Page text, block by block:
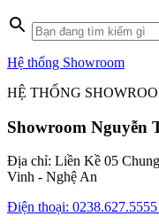
Hệ thống Showroom
HỆ THỐNG
Showroom Nguyễn
Địa chỉ: Liền Kề 05
Vinh - Nghệ An
Điện thoại: 0238.627.5555